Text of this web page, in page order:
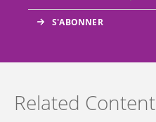
Related Content